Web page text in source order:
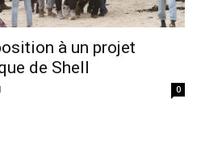
à un projet
de Shell
0